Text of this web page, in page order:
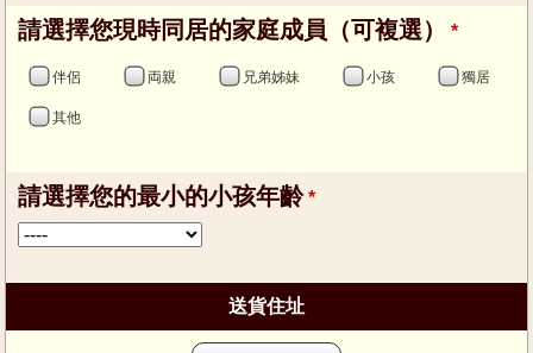
請選擇您現時同居的家庭成員（可複選）
伴侶 両親 兄弟姊妹 小孩 獨居
其他
請選擇您的最小的小孩年齡
送貨住址